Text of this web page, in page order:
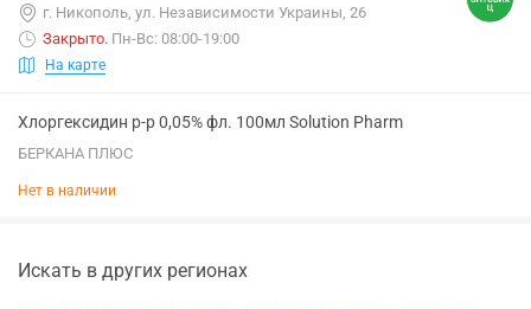
г. Никополь, ул. Независимости Украины, 26
Закрыто. Пн-Вс: 08:00-19:00
На карте
Хлоргексидин р-р 0,05% фл. 100мл Solution Pharm
БЕРКАНА ПЛЮС
Нет в наличии
Искать в других регионах